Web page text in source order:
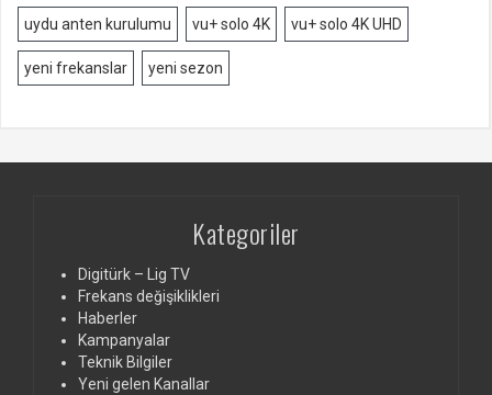
uydu anten kurulumu vu+ solo 4K vu+ solo 4K UHD
yeni frekanslar yeni sezon
Kategoriler
Digitürk – Lig TV
Frekans değişiklikleri
Haberler
Kampanyalar
Teknik Bilgiler
Yeni gelen Kanallar